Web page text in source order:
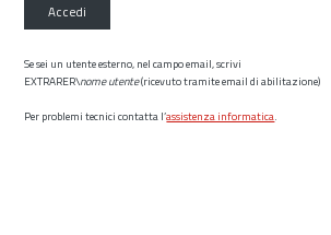
Accedi
Se sei un utente esterno, nel campo email, scrivi
EXTRARER\nome utente(ricevuto tramite email di abilitazione)
Per problemi tecnici contatta l’assistenza informatica.